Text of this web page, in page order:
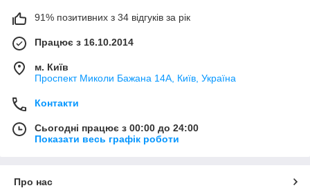
91% позитивних з 34 відгуків за рік
Працює з 16.10.2014
м. Київ
Проспект Миколи Бажана 14А, Київ, Україна
Контакти
Сьогодні працює з 00:00 до 24:00
Показати весь графік роботи
Про нас